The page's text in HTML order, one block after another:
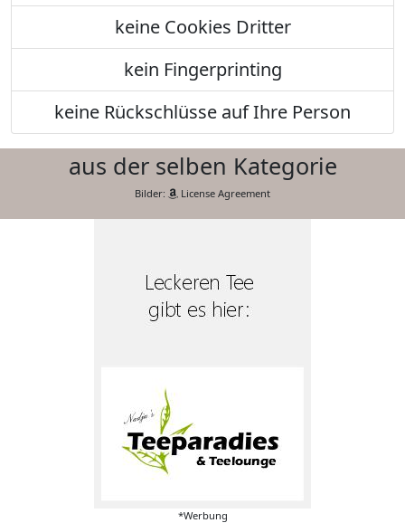
keine Cookies Dritter
kein Fingerprinting
keine Rückschlüsse auf Ihre Person
aus der selben Kategorie
Bilder: License Agreement
*Werbung